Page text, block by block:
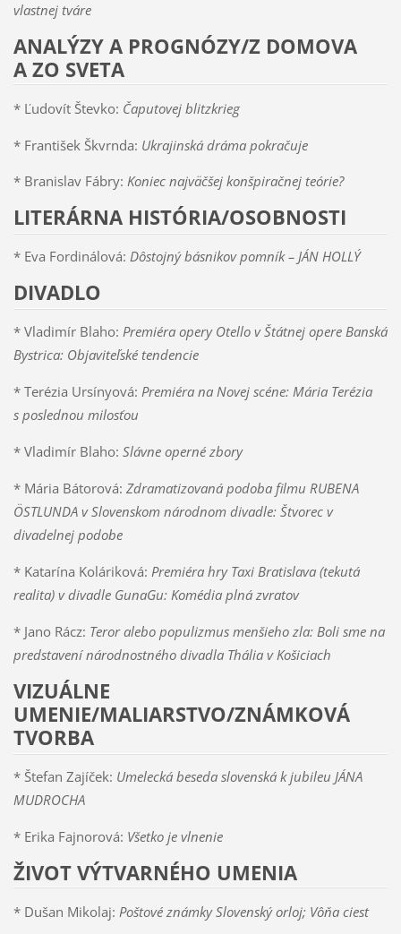
vlastnej tváre
ANALÝZY A PROGNÓZY/Z DOMOVA
A ZO SVETA
* Ľudovít Števko: Čaputovej blitzkrieg
* František Škvrnda: Ukrajinská dráma pokračuje
* Branislav Fábry: Koniec najväčšej konšpiračnej teórie?
LITERÁRNA HISTÓRIA/OSOBNOSTI
* Eva Fordinálová: Dôstojný básnikov pomník – JÁN HOLLÝ
DIVADLO
* Vladimír Blaho: Premiéra opery Otello v Štátnej opere Banská
Bystrica: Objaviteľské tendencie
* Terézia Ursínyová: Premiéra na Novej scéne: Mária Terézia
s poslednou milosťou
* Vladimír Blaho: Slávne operné zbory
* Mária Bátorová: Zdramatizovaná podoba filmu RUBENA
ÖSTLUNDA v Slovenskom národnom divadle: Štvorec v
divadelnej podobe
* Katarína Koláriková: Premiéra hry Taxi Bratislava (tekutá
realita) v divadle GunaGu: Komédia plná zvratov
* Jano Rácz: Teror alebo populizmus menšieho zla: Boli sme na
predstavení národnostného divadla Thália v Košiciach
VIZUÁLNE
UMENIE/MALIARSTVO/ZNÁMKOVÁ
TVORBA
* Štefan Zajíček: Umelecká beseda slovenská k jubileu JÁNA
MUDROCHA
* Erika Fajnorová: Všetko je vlnenie
ŽIVOT VÝTVARNÉHO UMENIA
* Dušan Mikolaj: Poštové známky Slovenský orloj; Vôňa ciest